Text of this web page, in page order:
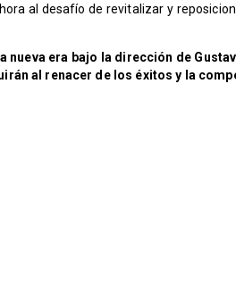
al desafío de revitalizar y
nueva era bajo la dirección de
al renacer de los éxitos y la